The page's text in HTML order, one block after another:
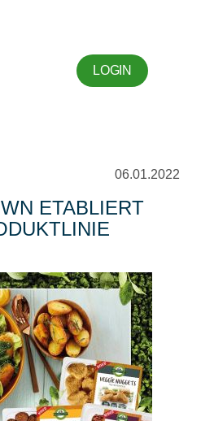
LOGIN
06.01.2022
ETABLIERT